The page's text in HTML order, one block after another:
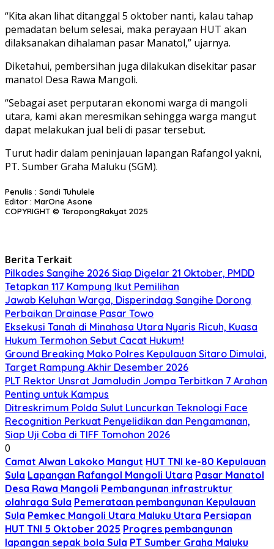
“Kita akan lihat ditanggal 5 oktober nanti, kalau tahap
pemadatan belum selesai, maka perayaan HUT akan
dilaksanakan dihalaman pasar Manatol,” ujarnya.
Diketahui, pembersihan juga dilakukan disekitar pasar
manatol Desa Rawa Mangoli.
“Sebagai aset perputaran ekonomi warga di mangoli
utara, kami akan meresmikan sehingga warga mangut
dapat melakukan jual beli di pasar tersebut.
Turut hadir dalam peninjauan lapangan Rafangol yakni,
PT. Sumber Graha Maluku (SGM).
Penulis : Sandi Tuhulele
Editor : MarOne Asone
COPYRIGHT © TeropongRakyat 2025
Berita Terkait
Pilkades Sangihe 2026 Siap Digelar 21 Oktober, PMDD
Tetapkan 117 Kampung Ikut Pemilihan
Jawab Keluhan Warga, Disperindag Sangihe Dorong
Perbaikan Drainase Pasar Towo
Eksekusi Tanah di Minahasa Utara Nyaris Ricuh, Kuasa
Hukum Termohon Sebut Cacat Hukum!
Ground Breaking Mako Polres Kepulauan Sitaro Dimulai,
Target Rampung Akhir Desember 2026
​PLT Rektor Unsrat Jamaludin Jompa Terbitkan 7 Arahan
Penting untuk Kampus
Ditreskrimum Polda Sulut Luncurkan Teknologi Face
Recognition Perkuat Penyelidikan dan Pengamanan,
Siap Uji Coba di TIFF Tomohon 2026
0
Camat Alwan Lakoko Mangut HUT TNI ke-80 Kepulauan
Sula Lapangan Rafangol Mangoli Utara Pasar Manatol
Desa Rawa Mangoli Pembangunan infrastruktur
olahraga Sula Pemerataan pembangunan Kepulauan
Sula Pemkec Mangoli Utara Maluku Utara Persiapan
HUT TNI 5 Oktober 2025 Progres pembangunan
lapangan sepak bola Sula PT Sumber Graha Maluku